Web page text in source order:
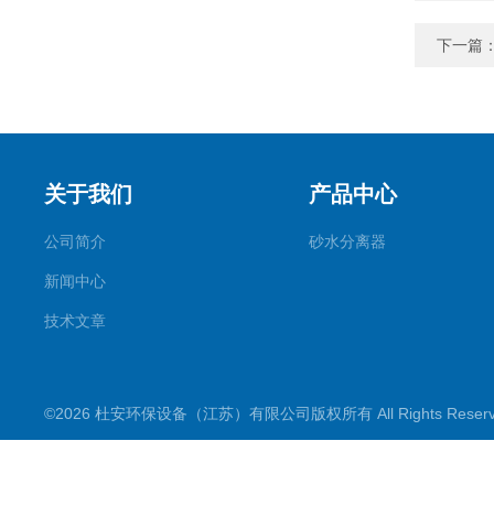
下一篇
关于我们
公司简介
新闻中心
技术文章
产品中心
砂水分离器
©2026 杜安环保设备（江苏）有限公司版权所有 All Rights